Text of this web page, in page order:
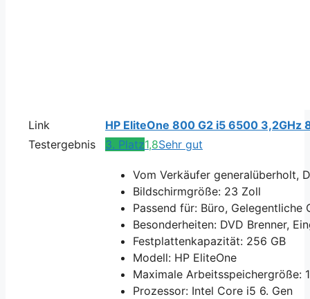
Link
HP EliteOne 800 G2 i5 6500 3,2GHz
Testergebnis
3. Platz1,8Sehr gut
Vom Verkäufer generalüberholt,
Bildschirmgröße: 23 Zoll
Passend für: Büro,
Besonderheiten: DVD Brenner,
Festplattenkapazität: 256 GB
Modell: HP EliteOne
Maximale Arbeitsspeichergröße:
Prozessor: Intel Core i5 6. Gen